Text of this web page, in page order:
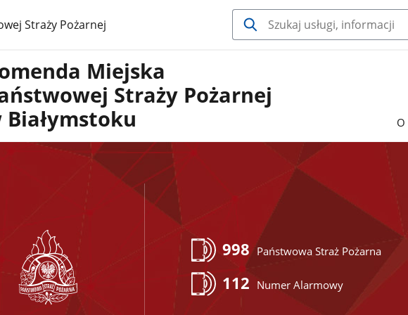
Straży Pożarnej
Miejska
Straży Pożarnej
Białymstoku
O
998 Państwowa Straż Pożarna
112 Numer Alarmowy